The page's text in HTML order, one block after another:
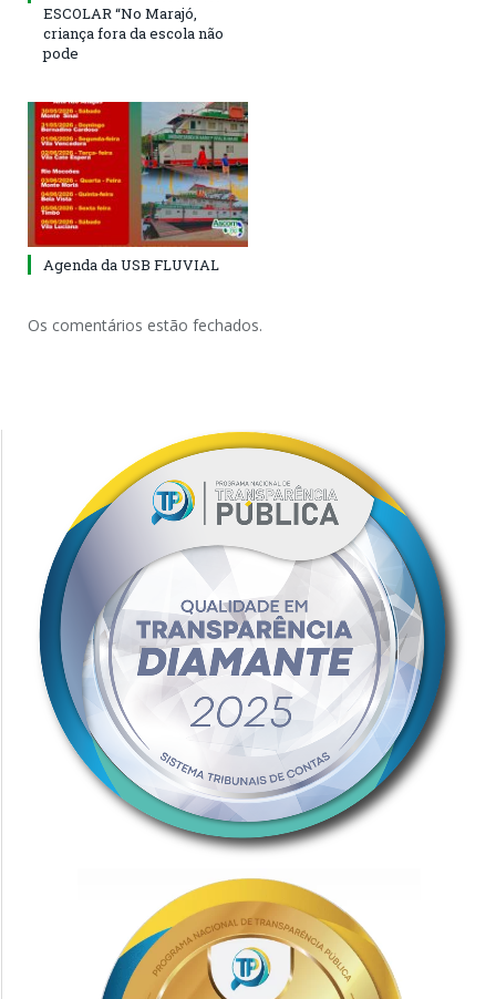
ESCOLAR “No Marajó,
criança fora da escola não
pode
Agenda da USB FLUVIAL
Os comentários estão fechados.